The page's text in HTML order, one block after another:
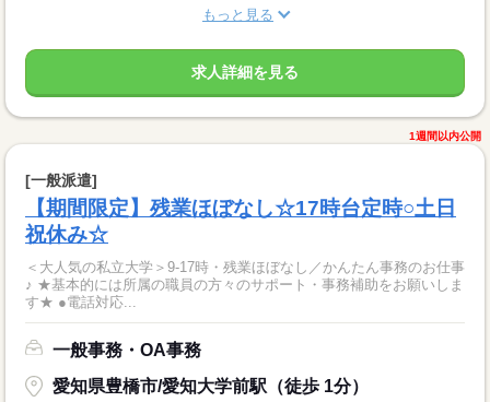
もっと見る
求人詳細を見る
1週間以内公開
[一般派遣]
【期間限定】残業ほぼなし☆17時台定時○土日
祝休み☆
＜大人気の私立大学＞9-17時・残業ほぼなし／かんたん事務のお仕事
♪ ★基本的には所属の職員の方々のサポート・事務補助をお願いしま
す★ ●電話対応...
一般事務・OA事務
愛知県豊橋市/愛知大学前駅（徒歩 1分）